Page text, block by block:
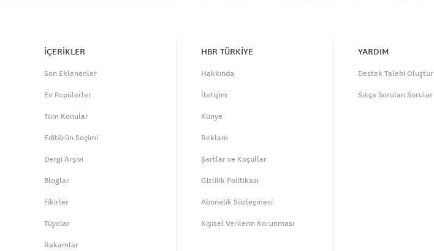
İÇERİKLER
Son Eklenenler
En Popülerler
Tüm Konular
Editörün Seçimi
Dergi Arşivi
Bloglar
Fikirler
Tüyolar
Rakamlar
HBR TÜRKİYE
Hakkında
İletişim
Künye
Reklam
Şartlar ve Koşullar
Gizlilik Politikası
Abonelik Sözleşmesi
Kişisel Verilerin Korunması
YARDIM
Destek Talebi Oluştur
Sıkça Sorulan Sorular